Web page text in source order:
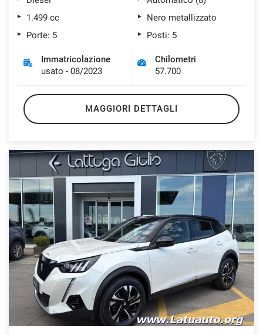
1.499 cc
Nero metallizzato
Porte: 5
Posti: 5
Immatricolazione
usato - 08/2023
Chilometri
57.700
MAGGIORI DETTAGLI